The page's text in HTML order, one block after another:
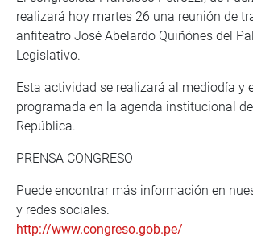
realizará hoy martes 26 una reunión de
anfiteatro José Abelardo Quiñónes del
Legislativo.
Esta actividad se realizará al mediodía y
programada en la agenda institucional
República.
PRENSA CONGRESO
Puede encontrar más información en
y redes sociales.
http://www.congreso.gob.pe/